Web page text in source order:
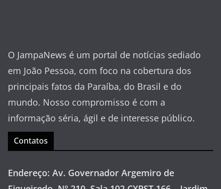
O JampaNews é um portal de notícias sediado
em João Pessoa, com foco na cobertura dos
principais fatos da Paraíba, do Brasil e do
mundo. Nosso compromisso é com a
informação séria, ágil e de interesse público.
Contatos
Endereço: Av. Governador Argemiro de